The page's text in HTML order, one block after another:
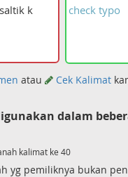
check typo
atau Cek Kalimat
dalam
kalimat ke 40
yg pemiliknya bukan